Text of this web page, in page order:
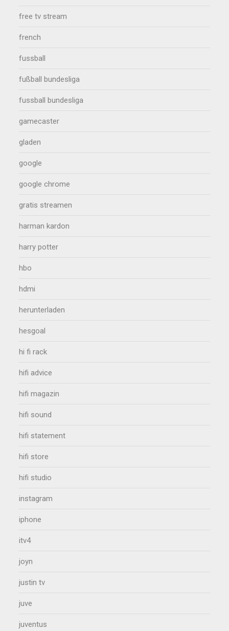
free tv stream
french
fussball
fußball bundesliga
fussball bundesliga
gamecaster
gladen
google
google chrome
gratis streamen
harman kardon
harry potter
hbo
hdmi
herunterladen
hesgoal
hi fi rack
hifi advice
hifi magazin
hifi sound
hifi statement
hifi store
hifi studio
instagram
iphone
itv4
joyn
justin tv
juve
juventus